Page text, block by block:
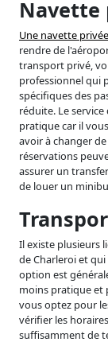
Navette
Une navette
rendre de
transport privé,
professionnel qui
spécifiques des
réduite. Le
pratique car il
avoir à changer
réservations
assurer un
de louer un
Il existe plusieurs
de Charleroi et
option est
moins pratique et
vous optez pour
vérifier les
suffisamment de